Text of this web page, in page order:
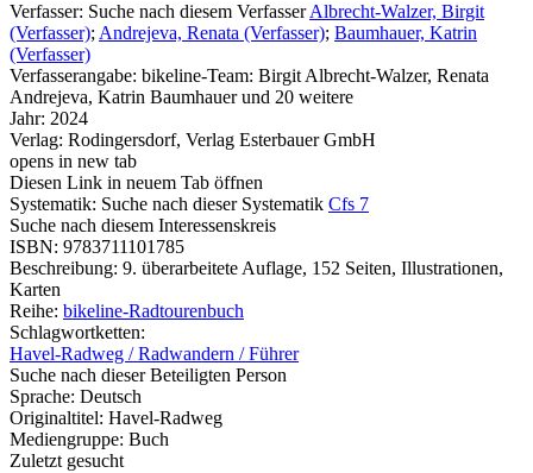
Verfasser: Suche nach diesem Verfasser Albrecht-Walzer, Birgit
(Verfasser); Andrejeva, Renata (Verfasser); Baumhauer, Katrin
(Verfasser)
Verfasserangabe: bikeline-Team: Birgit Albrecht-Walzer, Renata
Andrejeva, Katrin Baumhauer und 20 weitere
Jahr: 2024
Verlag: Rodingersdorf, Verlag Esterbauer GmbH
opens in new tab
Diesen Link in neuem Tab öffnen
Systematik: Suche nach dieser Systematik Cfs 7
Suche nach diesem Interessenskreis
ISBN: 9783711101785
Beschreibung: 9. überarbeitete Auflage, 152 Seiten, Illustrationen,
Karten
Reihe: bikeline-Radtourenbuch
Schlagwortketten:
Havel-Radweg / Radwandern / Führer
Suche nach dieser Beteiligten Person
Sprache: Deutsch
Originaltitel: Havel-Radweg
Mediengruppe: Buch
Zuletzt gesucht